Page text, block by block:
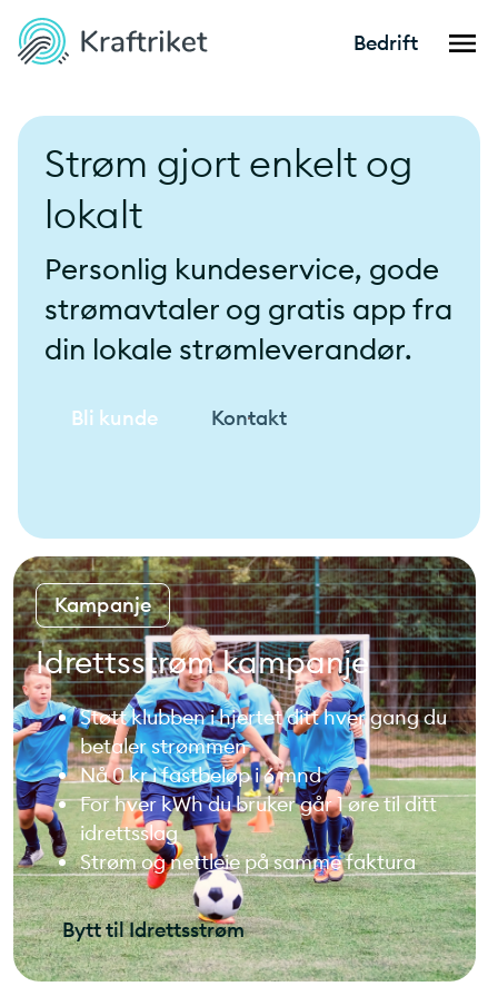
Bedrift
Strøm gjort enkelt og
lokalt
Personlig kundeservice, gode
strømavtaler og gratis app fra
din lokale strømleverandør.
Bli kunde Kontakt
Kampanje
Idrettsstrøm kampanje
Støtt klubben i hjertet ditt hver gang du
betaler strømmen
Nå 0 kr i fastbeløp i 6 mnd
For hver kWh du bruker går 1 øre til ditt
idrettsslag
Strøm og nettleie på samme faktura
Bytt til Idrettsstrøm